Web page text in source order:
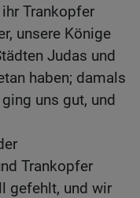
Trankopfer
unsere Könige
Judas und
haben; damals
uns gut, und
Trankopfer
gefehlt, und wir